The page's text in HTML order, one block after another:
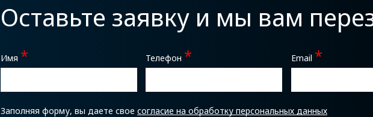
Оставьте заявку и мы вам
Имя * Телефон * Email *
Заполняя форму, вы даете свое согласие на обработку персональных данных